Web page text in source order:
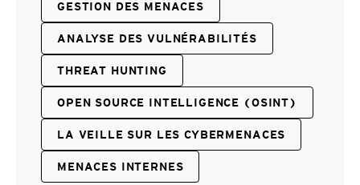
GESTION DES MENACES
ANALYSE DES VULNÉRABILITÉS
THREAT HUNTING
OPEN SOURCE INTELLIGENCE (OSINT)
LA VEILLE SUR LES CYBERMENACES
MENACES INTERNES